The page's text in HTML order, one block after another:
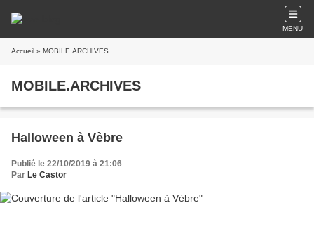
MENU
Accueil » MOBILE.ARCHIVES
MOBILE.ARCHIVES
Halloween à Vèbre
Publié le 22/10/2019 à 21:06
Par Le Castor